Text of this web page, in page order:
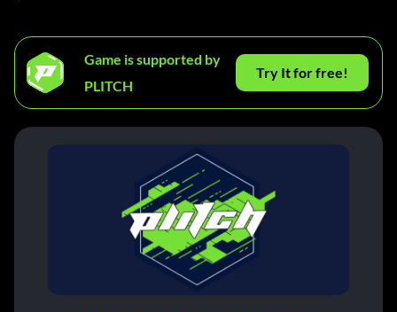
Game is supported by
PLITCH
Try It for free!